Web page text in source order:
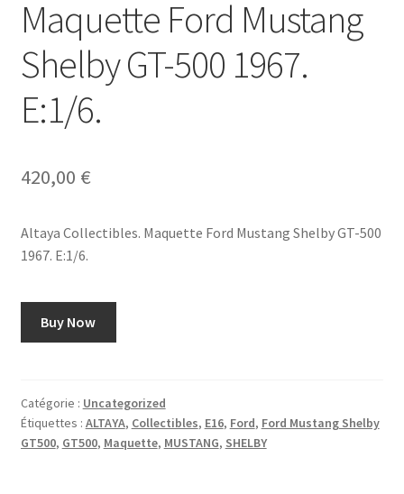
Maquette Ford Mustang
Shelby GT-500 1967.
E:1/6.
420,00 €
Altaya Collectibles. Maquette Ford Mustang Shelby GT-500
1967. E:1/6.
Buy Now
Catégorie : Uncategorized
Étiquettes : ALTAYA, Collectibles, E16, Ford, Ford Mustang Shelby
GT500, GT500, Maquette, MUSTANG, SHELBY